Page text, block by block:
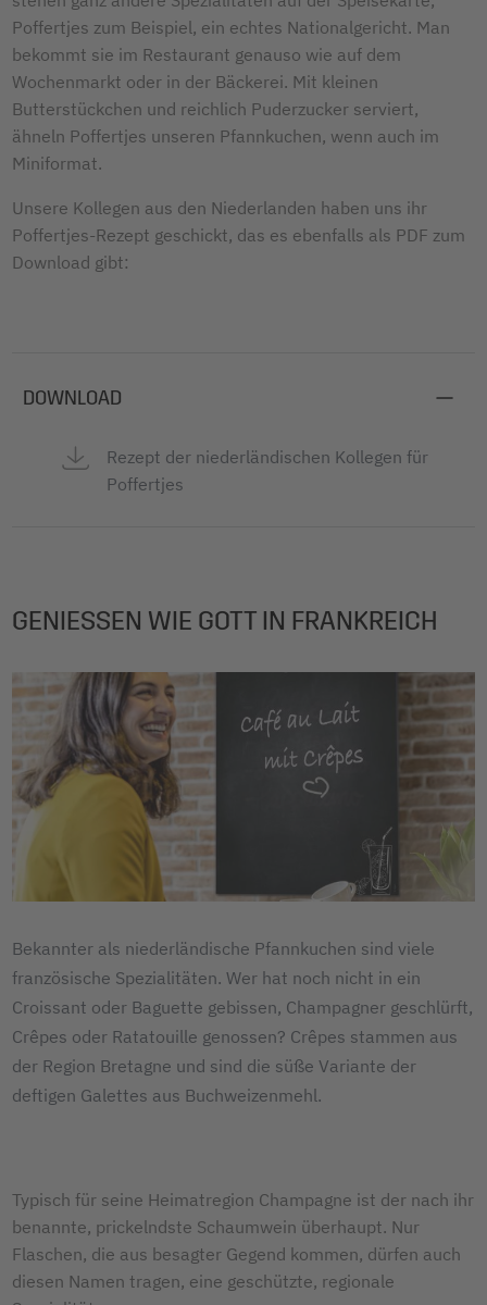
Poffertjes zum Beispiel, ein echtes Nationalgericht. Man
bekommt sie im Restaurant genauso wie auf dem
Wochenmarkt oder in der Bäckerei. Mit kleinen
Butterstückchen und reichlich Puderzucker serviert,
ähneln Poffertjes unseren Pfannkuchen, wenn auch im
Miniformat.
Unsere Kollegen aus den Niederlanden haben uns ihr
Poffertjes-Rezept geschickt, das es ebenfalls als PDF zum
Download gibt:
DOWNLOAD
Rezept der niederländischen Kollegen für
Poffertjes
GENIESSEN WIE GOTT IN FRANKREICH
Bekannter als niederländische Pfannkuchen sind viele
französische Spezialitäten. Wer hat noch nicht in ein
Croissant oder Baguette gebissen, Champagner geschlürft,
Crêpes oder Ratatouille genossen? Crêpes stammen aus
der Region Bretagne und sind die süße Variante der
deftigen Galettes aus Buchweizenmehl.
Typisch für seine Heimatregion Champagne ist der nach ihr
benannte, prickelndste Schaumwein überhaupt. Nur
Flaschen, die aus besagter Gegend kommen, dürfen auch
diesen Namen tragen, eine geschützte, regionale